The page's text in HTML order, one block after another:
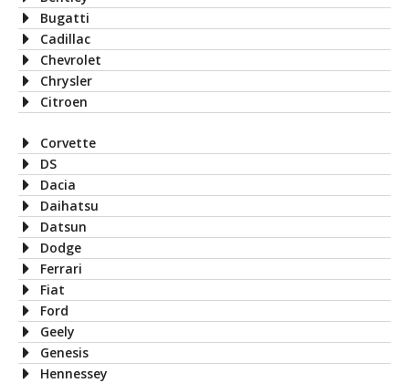
Bugatti
Cadillac
Chevrolet
Chrysler
Citroen
Corvette
DS
Dacia
Daihatsu
Datsun
Dodge
Ferrari
Fiat
Ford
Geely
Genesis
Hennessey